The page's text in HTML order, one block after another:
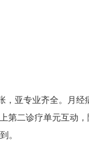
，亚专业齐全。月经
第二诊疗单元互动
。